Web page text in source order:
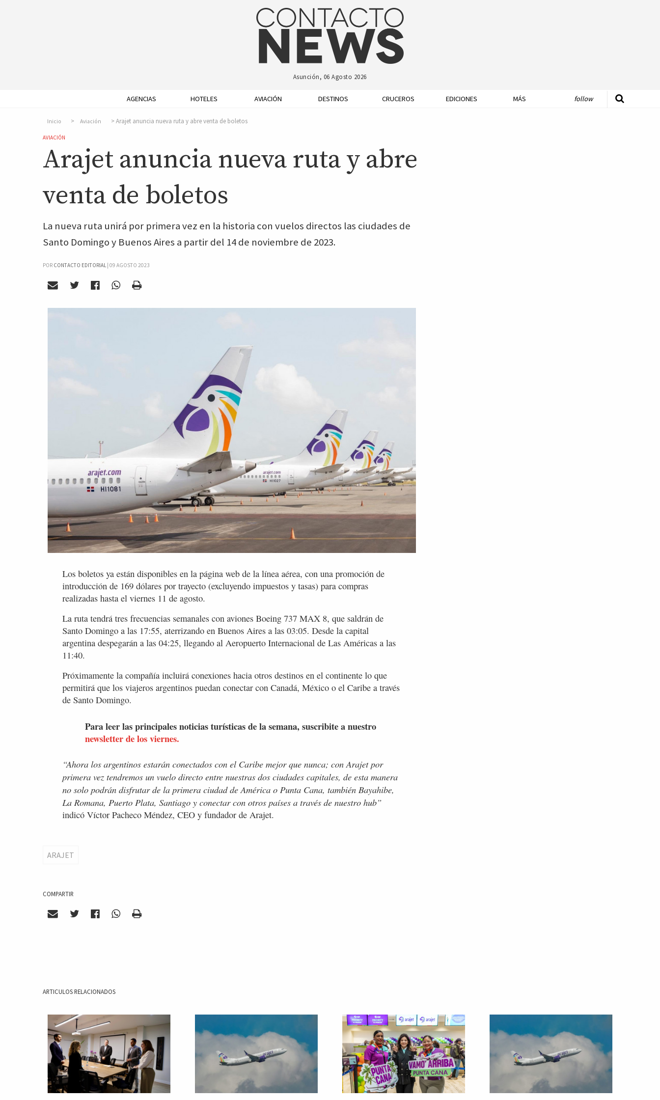
Asunción, 06 Agosto 2026
AGENCIAS HOTELES AVIACIÓN DESTINOS CRUCEROS EDICIONES MÁS follow
Inicio Aviación Arajet anuncia nueva ruta y abre venta de boletos
AVIACIÓN
Arajet anuncia nueva ruta y abre
venta de boletos
La nueva ruta unirá por primera vez en la historia con vuelos directos las ciudades de
Santo Domingo y Buenos Aires a partir del 14 de noviembre de 2023.
POR CONTACTO EDITORIAL | 09 AGOSTO 2023
Los boletos ya están disponibles en la página web de la línea aérea, con una promoción de
introducción de 169 dólares por trayecto (excluyendo impuestos y tasas) para compras
realizadas hasta el viernes 11 de agosto.
La ruta tendrá tres frecuencias semanales con aviones Boeing 737 MAX 8, que saldrán de
Santo Domingo a las 17:55, aterrizando en Buenos Aires a las 03:05. Desde la capital
argentina despegarán a las 04:25, llegando al Aeropuerto Internacional de Las Américas a las
11:40.
Próximamente la compañía incluirá conexiones hacia otros destinos en el continente lo que
permitirá que los viajeros argentinos puedan conectar con Canadá, México o el Caribe a través
de Santo Domingo.
Para leer las principales noticias turísticas de la semana, suscribite a nuestro
newsletter de los viernes.
“Ahora los argentinos estarán conectados con el Caribe mejor que nunca; con Arajet por
primera vez tendremos un vuelo directo entre nuestras dos ciudades capitales, de esta manera
no solo podrán disfrutar de la primera ciudad de América o Punta Cana, también Bayahibe,
La Romana, Puerto Plata, Santiago y conectar con otros países a través de nuestro hub”
indicó Víctor Pacheco Méndez, CEO y fundador de Arajet.
ARAJET
COMPARTIR
ARTICULOS RELACIONADOS